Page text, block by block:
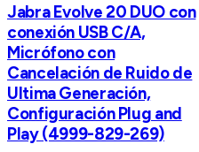
Jabra Evolve 20 DUO con
conexión USB C/A,
Micrófono con
Cancelación de Ruido de
Ultima Generación,
Configuración Plug and
Play (4999-829-269)